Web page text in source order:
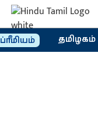
ப்ரீமியம் தமிழகம்